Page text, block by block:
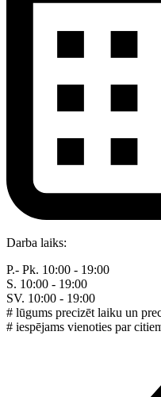
Darba laiks:
P.- Pk. 10:00 - 19:00
S. 10:00 - 19:00
SV. 10:00 - 19:00
# lūgums precizēt laiku un
# iespējams vienoties par